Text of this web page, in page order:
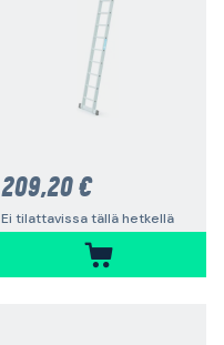
209,20 €
Ei tilattavissa tällä hetkellä